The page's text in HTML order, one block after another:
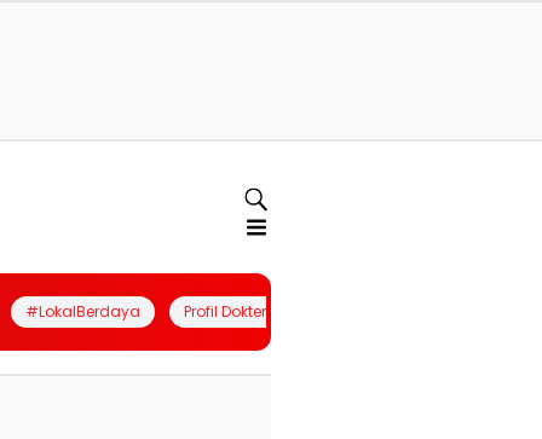
#LokalBerdaya Profil Dokter